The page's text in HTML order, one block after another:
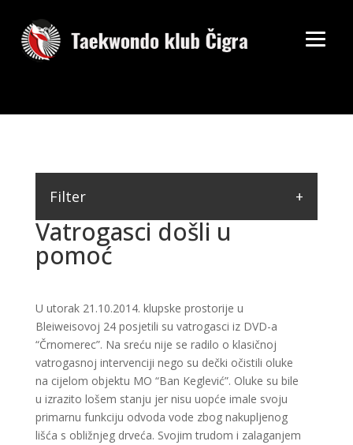
Vatrogasci došli u
pomoć
U utorak 21.10.2014. klupske prostorije u
Bleiweisovoj 24 posjetili su vatrogasci iz DVD-a
“Črnomerec”. Na sreću nije se radilo o klasičnoj
vatrogasnoj intervenciji nego su dečki očistili oluke
na cijelom objektu MO “Ban Keglević”. Oluke su bile
u izrazito lošem stanju jer nisu uopće imale svoju
primarnu funkciju odvoda vode zbog nakupljenog
lišća s obližnjeg drveća. Svojim trudom i zalaganjem
Filter